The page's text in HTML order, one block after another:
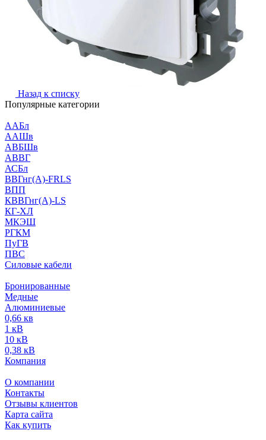
Назад к списку
Популярные категории
ААБл
ААШв
АВБШв
АВВГ
АСБл
ВВГнг(А)-FRLS
ВПП
КВВГнг(А)-LS
КГ-ХЛ
МКЭШ
РГКМ
ПуГВ
ПВС
Силовые кабели
Бронированные
Медные
Алюминиевые
0,66 кв
1 кВ
10 кВ
0,38 кВ
Компания
О компании
Контакты
Отзывы клиентов
Карта сайта
Как купить